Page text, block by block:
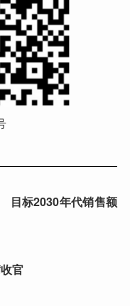
标2030年代销售额
官